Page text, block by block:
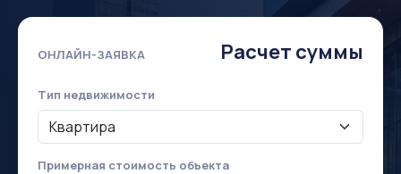
ОНЛАЙН-ЗАЯВКА Расчет суммы
Тип недвижимости
Примерная стоимость объекта